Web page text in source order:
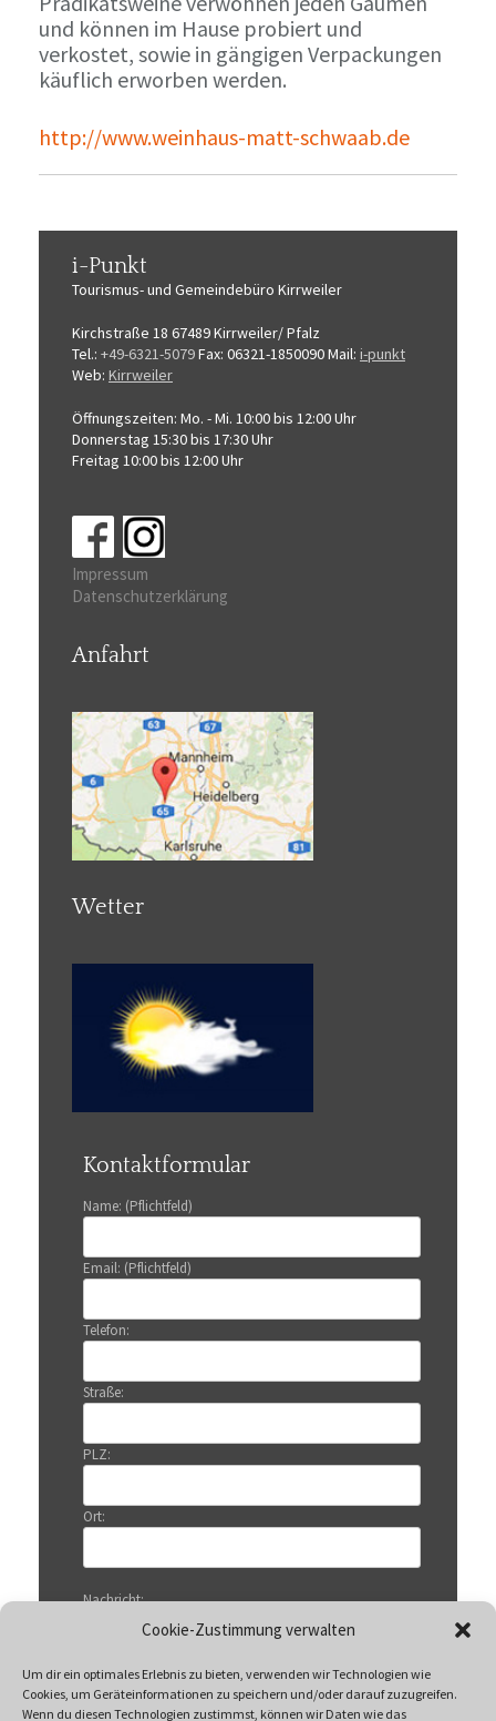
Cookie-Zustimmung verwalten
Um dir ein optimales Erlebnis zu bieten, verwenden wir Technologien wie
Cookies, um Geräteinformationen zu speichern und/oder darauf zuzugreifen.
Wenn du diesen Technologien zustimmst, können wir Daten wie das
und können im Hause probiert und
verkostet, sowie in gängigen Verpackungen
käuflich erworben werden.
http://www.weinhaus-matt-schwaab.de
i-Punkt
Tourismus-und Gemeindebüro Kirrweiler
Kirchstraße 18 67489 Kirrweiler/ Pfalz
Tel.: +49-6321-5079Fax: 06321-1850090Mail: i-punkt
Web: Kirrweiler
Öffnungszeiten: Mo. - Mi. 10:00 bis 12:00 Uhr
Donnerstag 15:30 bis 17:30 Uhr
Freitag 10:00 bis 12:00 Uhr
Impressum
Datenschutzerklärung
Anfahrt
Wetter
Kontaktformular
Name: (Pflichtfeld)
Email: (Pflichtfeld)
Telefon:
Straße:
PLZ:
Ort:
Nachricht: